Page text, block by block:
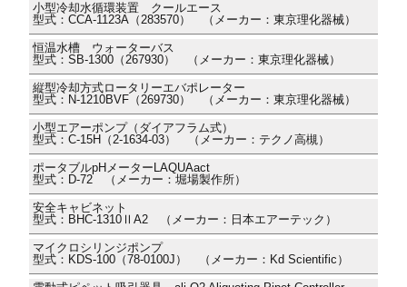
小型冷却水循環装置 クールエース
型式：CCA-1123A（283570） （メーカー：東京理化器械）
恒温水槽 ウォーターバス
型式：SB-1300（267930） （メーカー：東京理化器械）
縦型冷却方式ロータリーエバポレーター
型式：N-1210BVF（269730） （メーカー：東京理化器械）
小型エアーポンプ（ダイアフラム式）
型式：C-15H（2-1634-03） （メーカー：テクノ高槻）
ポータブルpHメーターLAQUAact
型式：D-72 （メーカー：堀場製作所）
安全キャビネット
型式：BHC-1310ⅡA2 （メーカー：日本エアーテック）
マイクロシリンジポンプ
型式：KDS-100（78-0100J） （メーカー：Kd Scientific）